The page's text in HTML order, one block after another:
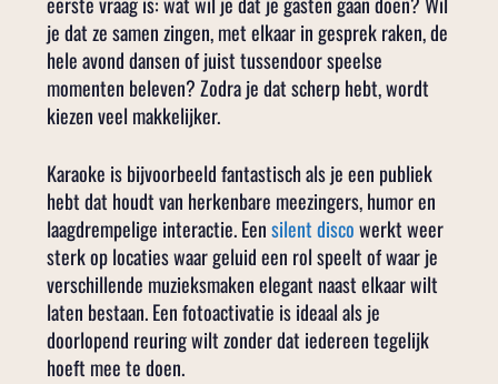
je dat ze samen zingen, met elkaar in gesprek raken, de
hele avond dansen of juist tussendoor speelse
momenten beleven? Zodra je dat scherp hebt, wordt
kiezen veel makkelijker.
Karaoke is bijvoorbeeld fantastisch als je een publiek
hebt dat houdt van herkenbare meezingers, humor en
laagdrempelige interactie. Eensilent discowerkt weer
sterk op locaties waar geluid een rol speelt of waar je
verschillende muzieksmaken elegant naast elkaar wilt
laten bestaan. Een fotoactivatie is ideaal als je
doorlopend reuring wilt zonder dat iedereen tegelijk
hoeft mee te doen.